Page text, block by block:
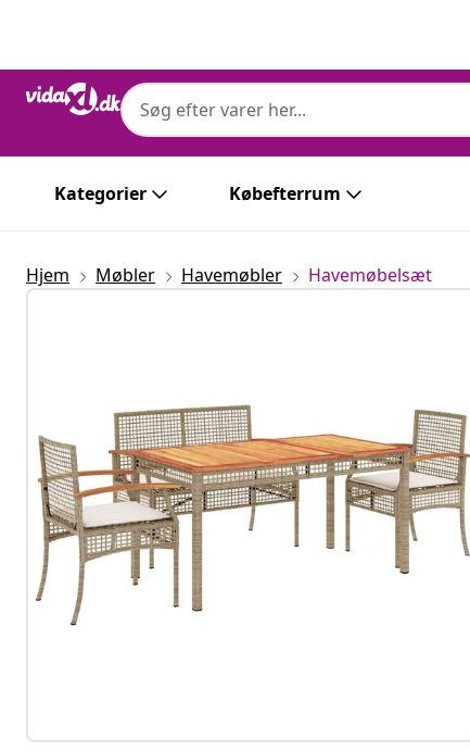
Kategorier Købefterrum
Hjem Møbler Havemøbler Havemøbelsæt